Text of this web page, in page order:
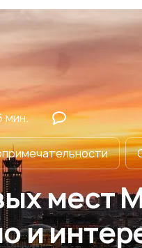
мин.
мест
и